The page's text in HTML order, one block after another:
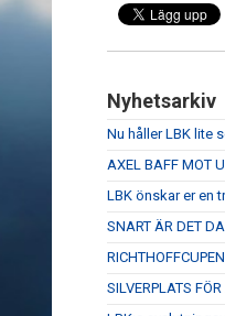
Nyhetsarkiv
Nu håller LBK lite
AXEL BAFF MOT
LBK önskar er en
SNART ÄR DET
SILVERPLATS